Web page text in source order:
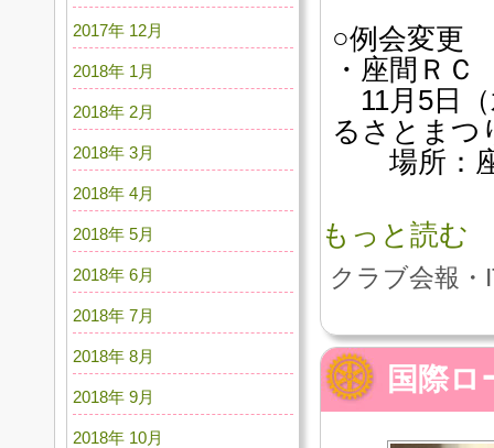
○例会変更
・座間ＲＣ
11月5日
るさとまつ
場所：座
もっと読む
クラブ会報・
国際ロ
2017年 12月
2018年 1月
2018年 2月
2018年 3月
2018年 4月
2018年 5月
2018年 6月
2018年 7月
2018年 8月
2018年 9月
2018年 10月